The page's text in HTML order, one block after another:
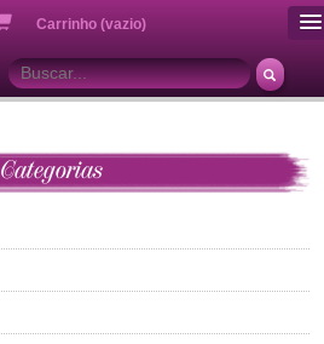
Carrinho (vazio)
Categorias